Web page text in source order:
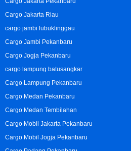
Cargo Jakarta Riau
cargo jambi lubuklinggau
Cargo Jambi Pekanbaru
Cargo Jogja Pekanbaru
cargo lampung batusangkar
Cargo Lampung Pekanbaru
Cargo Medan Pekanbaru
Cargo Medan Tembilahan
Cargo Mobil Jakarta Pekanbaru
Cargo Mobil Jogja Pekanbaru